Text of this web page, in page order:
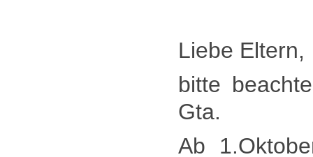
Liebe Eltern,
bitte
Gta.
Ab